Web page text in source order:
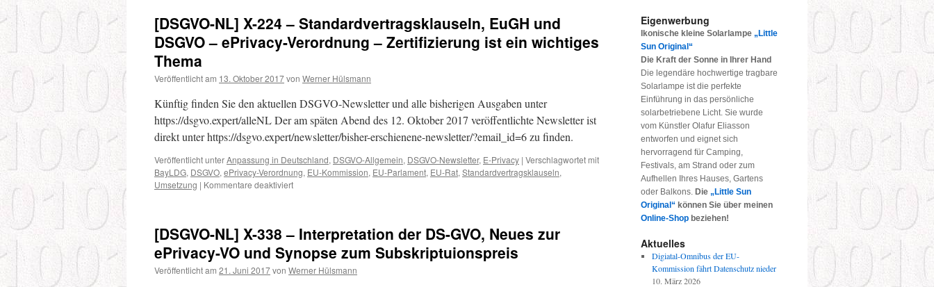
[DSGVO-NL] X-224 – Standardvertragsklauseln, EuGH und
DSGVO – ePrivacy-Verordnung – Zertifizierung ist ein wichtiges
Thema
Veröffentlicht am 13. Oktober 2017von Werner Hülsmann
Künftig finden Sie den aktuellen DSGVO-Newsletter und alle bisherigen Ausgaben unter
https://dsgvo.expert/alleNL Der am späten Abend des 12. Oktober 2017 veröffentlichte Newsletter ist
direkt unter https://dsgvo.expert/newsletter/bisher-erschienene-newsletter/?email_id=6 zu finden.
Veröffentlicht unterAnpassung in Deutschland, DSGVO-Allgemein, DSGVO-Newsletter, E-Privacy | Verschlagwortet mit
BayLDG, DSGVO, ePrivacy-Verordnung, EU-Kommission, EU-Parlament, EU-Rat, Standardvertragsklauseln,
Umsetzung | Kommentare deaktiviertfür
224
Standardvertragsklauseln,
EuGH
[DSGVO-NL] X-338 – Interpretation der DS-GVO, Neues zur
ePrivacy-VO und Synopse zum Subskriptuionspreis
Veröffentlicht am 21. Juni 2017von Werner Hülsmann
Eigenwerbung
Ikonische kleine Solarlampe „Little
Sun Original“
Die Kraft der Sonne in Ihrer Hand
Die legendäre hochwertige tragbare
Solarlampe ist die perfekte
Einführung in das persönliche
solarbetriebene Licht. Sie wurde
vom Künstler Olafur Eliasson
entworfen und eignet sich
hervorragend für Camping,
Festivals, am Strand oder zum
Aufhellen Ihres Hauses, Gartens
oder Balkons. Die „Little Sun
Original“ können Sie über meinen
Online-Shop beziehen!
Aktuelles
Digiatal-Omnibus der EU-
Kommission fährt Datenschutz nieder
10. März 2026